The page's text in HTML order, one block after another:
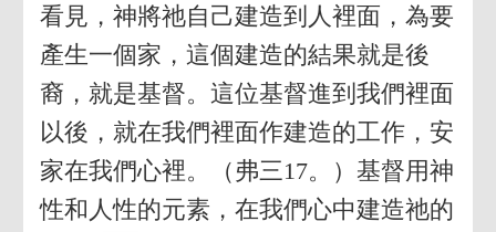
看見，神將祂自己建造到人裡面，為要
產生一個家，這個建造的結果就是後
裔，就是基督。這位基督進到我們裡面
以後，就在我們裡面作建造的工作，安
家在我們心裡。（弗三17。）基督用神
性和人性的元素，在我們心中建造祂的